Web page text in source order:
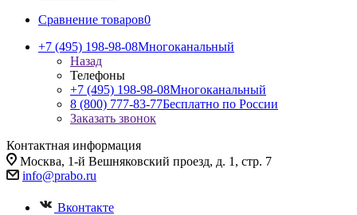
Сравнение товаров0
+7 (495) 198-98-08Многоканальный
Назад
Телефоны
+7 (495) 198-98-08Многоканальный
8 (800) 777-83-77Бесплатно по России
Заказать звонок
Контактная информация
Москва, 1-й Вешняковский проезд, д. 1, стр. 7
info@prabo.ru
Вконтакте